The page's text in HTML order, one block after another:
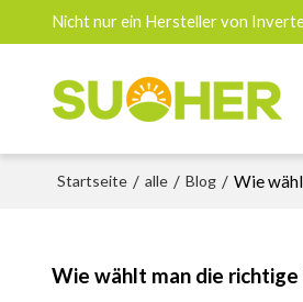
Nicht nur ein Hersteller von
Startseite / alle / Blog / Wie
Wie wählt man die